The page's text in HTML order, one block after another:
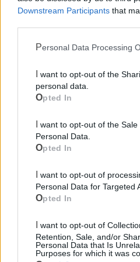
Downstream Participants that
Personal Data Processing
personal data.
Opted In
Personal Data.
Opted In
Personal Data for Targeted
Opted In
Retention, Sale, and/or
Personal Data that Is
Purposes for which it was
Mondo CIA